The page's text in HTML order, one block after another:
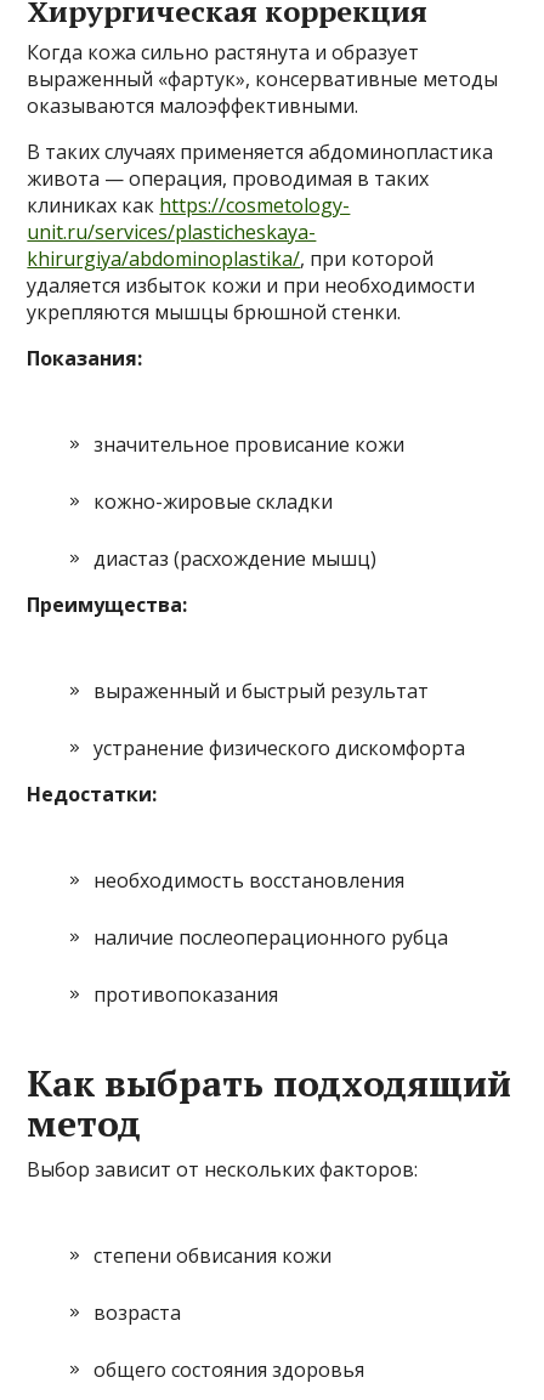
Хирургическая коррекция
Когда кожа сильно растянута и образует
выраженный «фартук», консервативные методы
оказываются малоэффективными.
В таких случаях применяется абдоминопластика
живота — операция, проводимая в таких
клиниках как https://cosmetology-
unit.ru/services/plasticheskaya-
khirurgiya/abdominoplastika/, при которой
удаляется избыток кожи и при необходимости
укрепляются мышцы брюшной стенки.
Показания:
значительное провисание кожи
кожно-жировые складки
диастаз (расхождение мышц)
Преимущества:
выраженный и быстрый результат
устранение физического дискомфорта
Недостатки:
необходимость восстановления
наличие послеоперационного рубца
противопоказания
Как выбрать подходящий
метод
Выбор зависит от нескольких факторов:
степени обвисания кожи
возраста
общего состояния здоровья